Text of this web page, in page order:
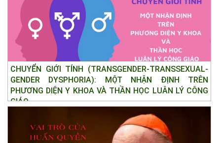
CHUYỂN GIỚI TÍNH (TRANSGENDER-TRANSSEXUAL-
GENDER DYSPHORIA): MỘT NHẬN ĐỊNH TRÊN
PHƯƠNG DIỆN Y KHOA VÀ THẦN HỌC LUÂN LÝ CÔNG
GIÁO